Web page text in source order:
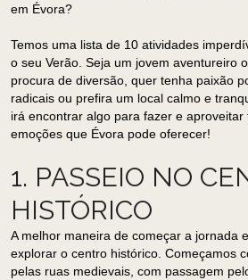
em Évora?
Temos uma lista de 10 atividades
o seu Verão. Seja um jovem aventureiro
procura de diversão, quer tenha paixão
radicais ou prefira um local calmo e
irá encontrar algo para fazer e aproveitar
emoções que Évora pode oferecer!
1. PASSEIO NO
HISTÓRICO
A melhor maneira de começar a jornada
explorar o centro histórico. Começamos
pelas ruas medievais, com passagem